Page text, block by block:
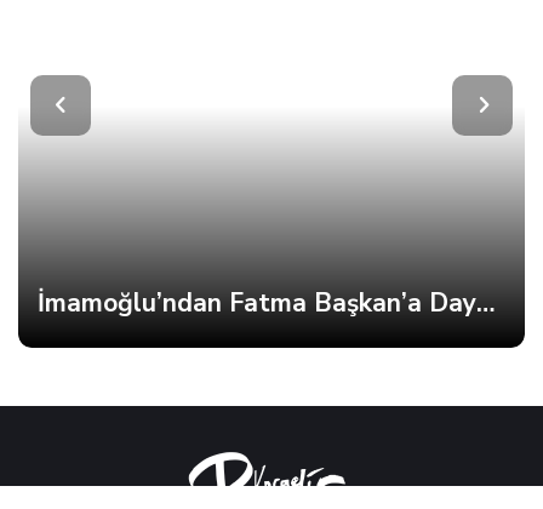
İmamoğlu’ndan Fatma Başkan’a Dayanışma Mektubu